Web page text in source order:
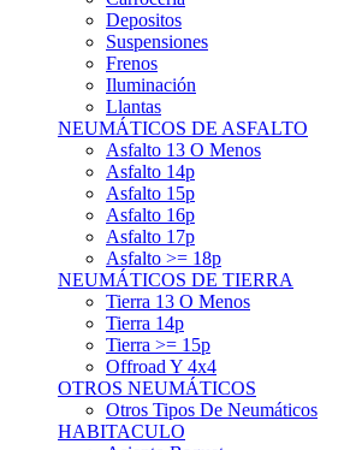
Depositos
Suspensiones
Frenos
Iluminación
Llantas
NEUMÁTICOS DE ASFALTO
Asfalto 13 O Menos
Asfalto 14p
Asfalto 15p
Asfalto 16p
Asfalto 17p
Asfalto >= 18p
NEUMÁTICOS DE TIERRA
Tierra 13 O Menos
Tierra 14p
Tierra >= 15p
Offroad Y 4x4
OTROS NEUMÁTICOS
Otros Tipos De Neumáticos
HABITACULO